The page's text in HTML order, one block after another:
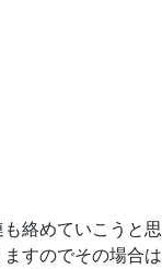
絡めていこうと思
すのでその場合は